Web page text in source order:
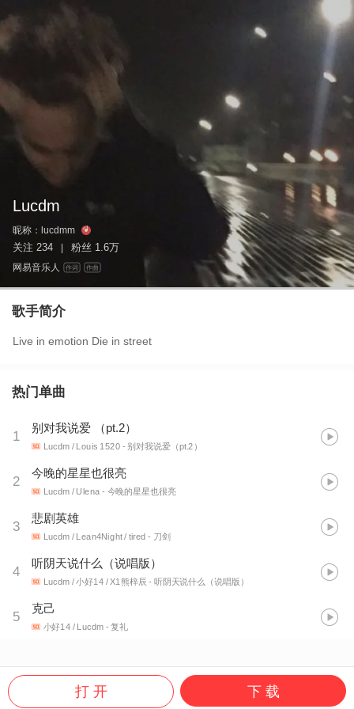
Lucdm
昵称： lucdmm
关注 234 粉丝 1.6万
网易音乐人 作词 作曲
歌手简介
Live in emotion Die in street
热门单曲
1
别对我说爱 （pt.2）
Lucdm / Louis 1520- 别对我说爱（pt.2）
2
今晚的星星也很亮
Lucdm / Ulena - 今晚的星星也很亮
3
悲剧英雄
Lucdm / Lean4Night / tired - 刀剑
4
听阴天说什么（说唱版）
Lucdm / 小好14 / X1熊梓辰 - 听阴天说什么（说唱版）
5
克己
小好14 / Lucdm - 复礼
打 开 下 载